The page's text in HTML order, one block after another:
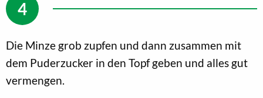
Die Minze grob zupfen und dann zusammen mit
dem Puderzucker in den Topf geben und alles gut
vermengen.